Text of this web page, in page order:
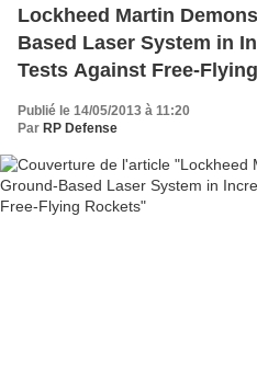
Lockheed Martin
Based Laser System in
Tests Against Free-
Publié le 14/05/2013 à 11:20
Par RP Defense